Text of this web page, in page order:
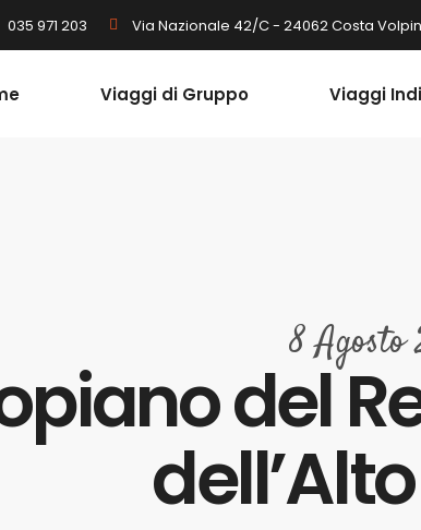
035 971 203 Via Nazionale 42/C - 24062 Costa
Viaggi di Gruppo Viaggi
8 Agosto
del